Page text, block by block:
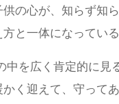
の心が、知らず知ら
と一体になっている
中を広く肯定的に見
く迎えて、守って